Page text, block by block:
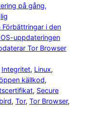
på gång,
i den
uppdateringen
Tor Browser
Integritet, Linux
källkod
, Secure
, Tor, Tor Browser